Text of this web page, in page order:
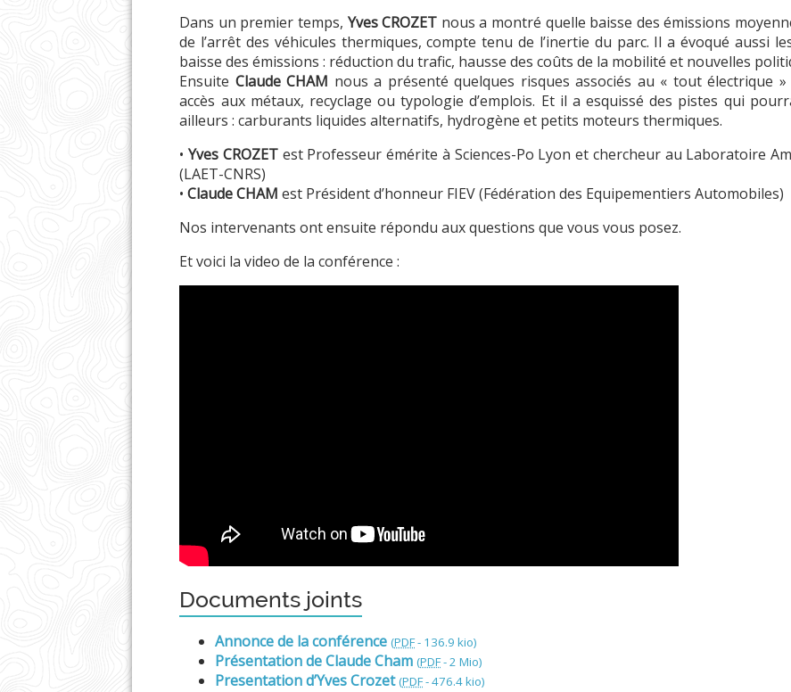
Dans un premier temps, Yves CROZET nous a montré quelle baisse des émissions
de l’arrêt des véhicules thermiques, compte tenu de l’inertie du parc. Il a évoqué aussi
baisse des émissions : réduction du trafic, hausse des coûts de la mobilité et nouvelles
Ensuite Claude CHAM nous a présenté quelques risques associés au « tout électrique
accès aux métaux, recyclage ou typologie d’emplois. Et il a esquissé des pistes qui
ailleurs : carburants liquides alternatifs, hydrogène et petits moteurs thermiques.
•Yves CROZETest Professeur émérite à Sciences-Po Lyon et chercheur au Laboratoire
(LAET-CNRS)
•Claude CHAM est Président d’honneur FIEV (Fédération des Equipementiers Automobiles)
Nos intervenants ont ensuite répondu aux questions que vous vous posez.
Et voici la video de la conférence :
Documents joints
Annonce de la conférence (PDF- 136.9 kio)
Présentation de Claude Cham (PDF-2 Mio)
Presentation d’Yves Crozet (PDF-476.4 kio)